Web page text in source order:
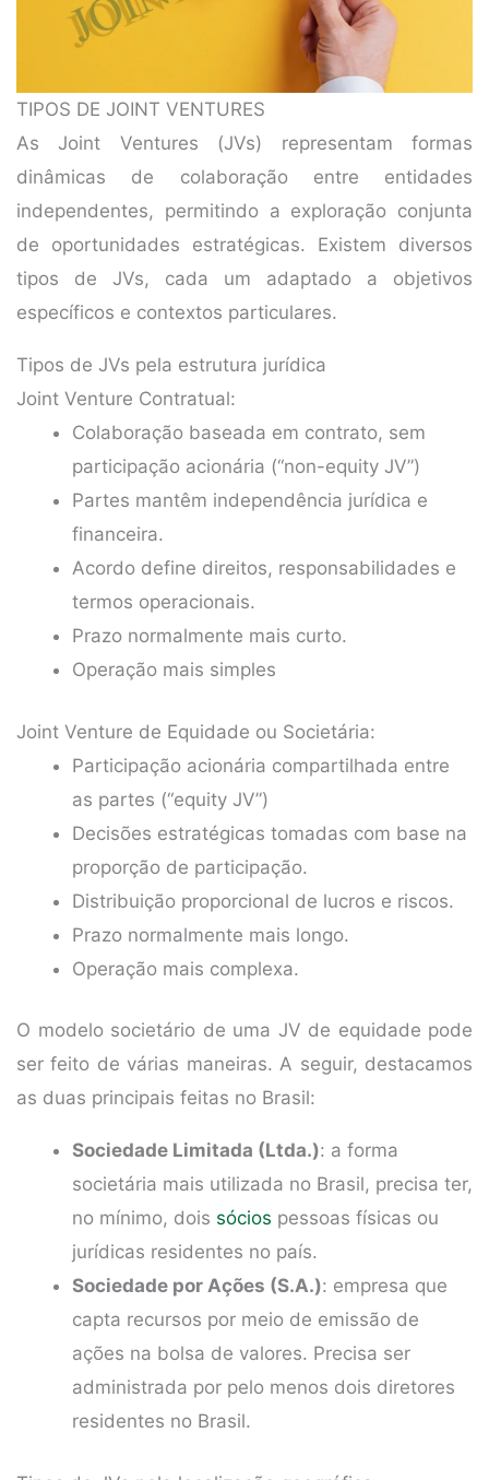
TIPOS DE JOINT VENTURES
As Joint Ventures (JVs) representam formas
dinâmicas de colaboração entre entidades
independentes, permitindo a exploração conjunta
de oportunidades estratégicas. Existem diversos
tipos de JVs, cada um adaptado a objetivos
específicos e contextos particulares.
Tipos de JVs pela estrutura jurídica
Joint Venture Contratual:
Colaboração baseada em contrato, sem
participação acionária (“non-equity JV”)
Partes mantêm independência jurídica e
financeira.
Acordo define direitos, responsabilidades e
termos operacionais.
Prazo normalmente mais curto.
Operação mais simples
Joint Venture de Equidade ou Societária:
Participação acionária compartilhada entre
as partes (“equity JV”)
Decisões estratégicas tomadas com base na
proporção de participação.
Distribuição proporcional de lucros e riscos.
Prazo normalmente mais longo.
Operação mais complexa.
O modelo societário de uma JV de equidade pode
ser feito de várias maneiras. A seguir, destacamos
as duas principais feitas no Brasil:
Sociedade Limitada (Ltda.): a forma
societária mais utilizada no Brasil, precisa ter,
no mínimo, dois sócios pessoas físicas ou
jurídicas residentes no país.
Sociedade por Ações (S.A.): empresa que
capta recursos por meio de emissão de
ações na bolsa de valores. Precisa ser
administrada por pelo menos dois diretores
residentes no Brasil.